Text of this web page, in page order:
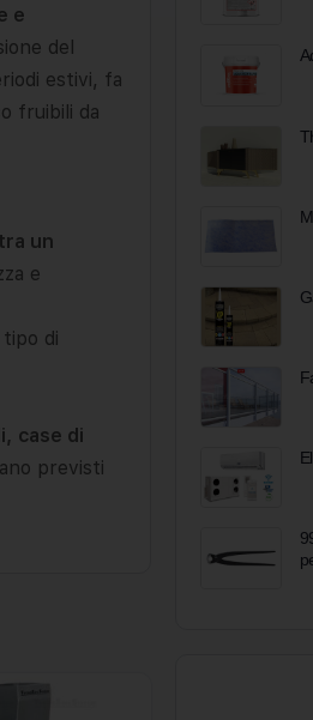
e
del
estivi, fa
fruibili da
un
e
di
case di
previsti